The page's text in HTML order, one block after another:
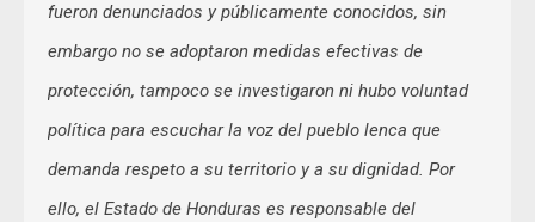
fueron denunciados y públicamente conocidos, sin
embargo no se adoptaron medidas efectivas de
protección, tampoco se investigaron ni hubo voluntad
política para escuchar la voz del pueblo lenca que
demanda respeto a su territorio y a su dignidad. Por
ello, el Estado de Honduras es responsable del